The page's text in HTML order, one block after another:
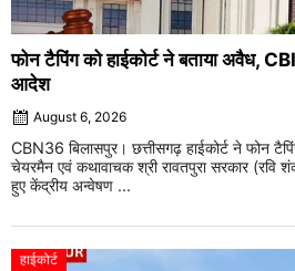
फोन टैपिंग को हाईकोर्ट ने बताया अवैध,
आदेश
August 6, 2026
CBN36 बिलासपुर। छत्तीसगढ़ हाईकोर्ट ने फोन
चेयरमैन एवं कथावाचक श्री रावतपुरा सरकार (रवि
हुए केंद्रीय अन्वेषण ...
हाईकोर्ट